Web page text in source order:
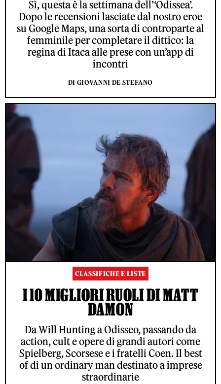
Sì, questa è la settimana dell’‘Odissea’.
Dopo le recensioni lasciate dal nostro eroe
su Google Maps, una sorta di controparte al
femminile per completare il dittico: la
regina di Itaca alle prese con un’app di
incontri
DI GIOVANNI DE STEFANO
CLASSIFICHE E LISTE
I 10 MIGLIORI RUOLI DI MATT
DAMON
Da Will Hunting a Odisseo, passando da
action, cult e opere di grandi autori come
Spielberg, Scorsese e i fratelli Coen. Il best
of di un ordinary man destinato a imprese
straordinarie